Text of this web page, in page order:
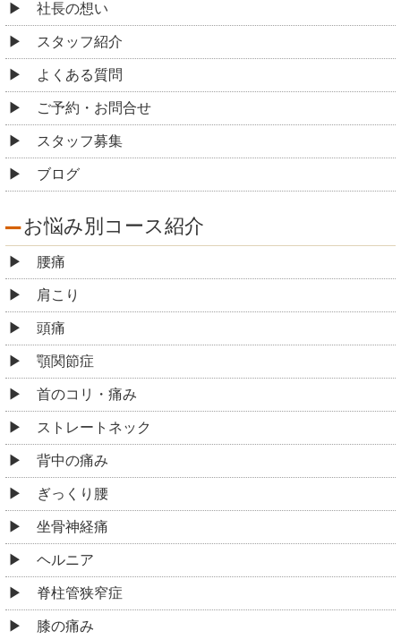
社長の想い
スタッフ紹介
よくある質問
ご予約・お問合せ
スタッフ募集
ブログ
お悩み別コース紹介
腰痛
肩こり
頭痛
顎関節症
首のコリ・痛み
ストレートネック
背中の痛み
ぎっくり腰
坐骨神経痛
ヘルニア
脊柱管狭窄症
膝の痛み